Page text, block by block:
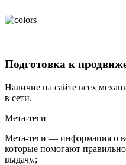
Подготовка к
Наличие на сайте всех
в сети.
Мета-теги
Мета-теги — информация о
которые помогают
выдачу.;